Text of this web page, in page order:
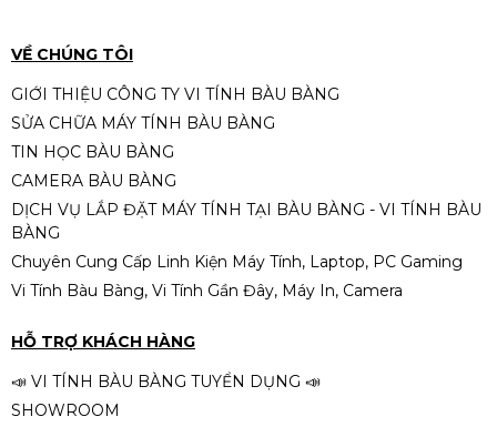
-18%
LK185
VỀ CHÚNG TÔI
GIỚI THIỆU CÔNG TY VI TÍNH BÀU BÀNG
SỬA CHỮA MÁY TÍNH BÀU BÀNG
TIN HỌC BÀU BÀNG
CAMERA BÀU BÀNG
DỊCH VỤ LẮP ĐẶT MÁY TÍNH TẠI BÀU BÀNG - VI TÍNH BÀU
BÀNG
Chuyên Cung Cấp Linh Kiện Máy Tính, Laptop, PC Gaming
Vi Tính Bàu Bàng, Vi Tính Gần Đây, Máy In, Camera
HỖ TRỢ KHÁCH HÀNG
📣 VI TÍNH BÀU BÀNG TUYỂN DỤNG 📣
SHOWROOM